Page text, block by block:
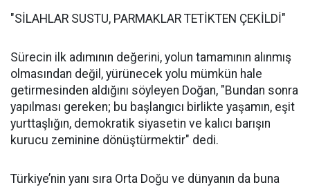
"SİLAHLAR SUSTU, PARMAKLAR TETİKTEN ÇEKİLDİ"
Sürecin ilk adımının değerini, yolun tamamının alınmış
olmasından değil, yürünecek yolu mümkün hale
getirmesinden aldığını söyleyen Doğan, "Bundan sonra
yapılması gereken; bu başlangıcı birlikte yaşamın, eşit
yurttaşlığın, demokratik siyasetin ve kalıcı barışın
kurucu zeminine dönüştürmektir" dedi.
Türkiye’nin yanı sıra Orta Doğu ve dünyanın da buna